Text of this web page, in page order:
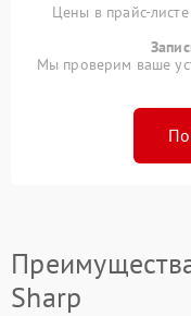
Цены в прайс-
Мы проверим ваше
Sharp